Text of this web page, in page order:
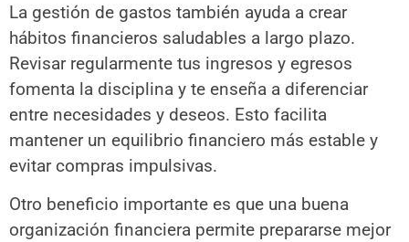
La gestión de gastos también ayuda a crear
hábitos financieros saludables a largo plazo.
Revisar regularmente tus ingresos y egresos
fomenta la disciplina y te enseña a diferenciar
entre necesidades y deseos. Esto facilita
mantener un equilibrio financiero más estable y
evitar compras impulsivas.
Otro beneficio importante es que una buena
organización financiera permite prepararse mejor